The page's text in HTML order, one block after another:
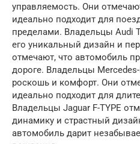
управляемость. Они
идеально подходит для
пределами. Владельцы Audi
его уникальный дизайн и
отмечают, что автомобиль
дороге. Владельцы Mercedes-
роскошь и комфорт. Они
идеально подходит для
Владельцы Jaguar F-TYPE
динамику и страстный
автомобиль дарит